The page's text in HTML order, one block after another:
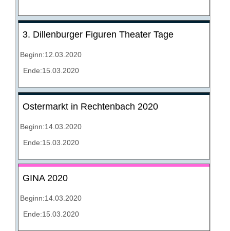
3. Dillenburger Figuren Theater Tage
Beginn:12.03.2020
Ende:15.03.2020
Ostermarkt in Rechtenbach 2020
Beginn:14.03.2020
Ende:15.03.2020
GINA 2020
Beginn:14.03.2020
Ende:15.03.2020